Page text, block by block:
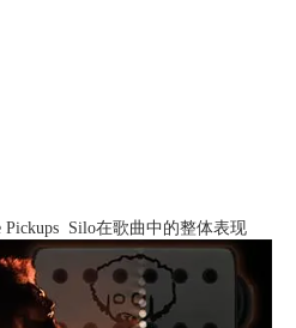
Pickups Silo在歌曲中的整体表现